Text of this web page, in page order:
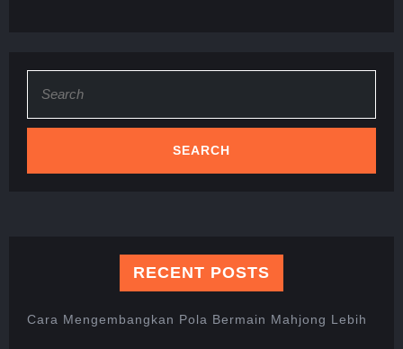
for:
RECENT POSTS
Cara Mengembangkan Pola Bermain Mahjong Lebih